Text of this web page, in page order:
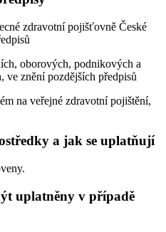
zdravotní pojišťovně České
oborových, podnikových a
znění pozdějších předpisů
na veřejné zdravotní pojištění,
a jak se uplatňují
uplatněny v případě